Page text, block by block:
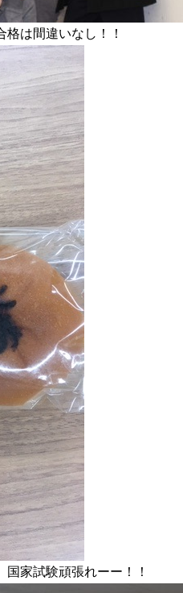
は間違いなし！！
家試験頑張れーー！！